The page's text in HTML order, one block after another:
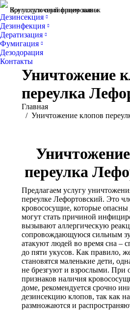
Все услуги сертифицированы
Круглосуточный прием заявок
Дезинсекция
Дезинфекция
Дератизация
Фумигация
Дезодорация
Контакты
Уничтожение
переулка
Вы здесь:
Главная
Уничтожение клопов
переулка
Предлагаем услугу
переулке Лефортовский. Это
кровососущие, которые
могут стать причиной
вызывают аллергическую
сопровождающуюся сильным
атакуют людей во время сна –
до пяти укусов. Как правило,
становятся маленькие дети,
не брезгуют и взрослыми. При
признаков наличия
доме, рекомендуется срочно
дезинсекцию клопов, так как
размножаются и